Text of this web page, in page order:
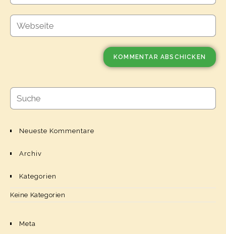
Neueste Kommentare
Archiv
Kategorien
Keine Kategorien
Meta